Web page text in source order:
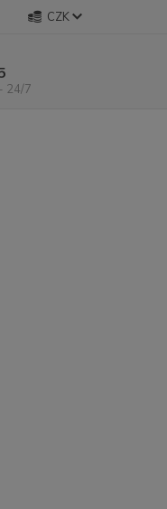
CZK
24/7